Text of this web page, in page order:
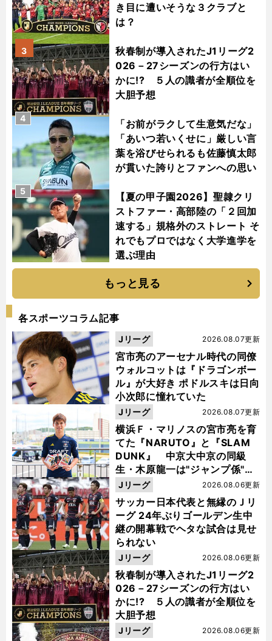
き目に遭いそうな３クラブと
は？
秋春制が導入されたJ1リーグ2
026－27シーズンの行方はい
かに!? ５人の識者が全順位を
大胆予想
3
「お前がラクして生意気だな」
「あいつ若いくせに」厳しい言
葉を浴びせられるも佐藤慎太郎
が貫いた誇りとファンへの思い
4
【夏の甲子園2026】聖隷クリ
ストファー・高部陸の「２回加
速する」規格外のストレート そ
れでもプロではなく大学進学を
選ぶ理由
5
もっと見る
各スポーツコラム記事
宮市亮のアーセナル時代の同僚
ウォルコットは『ドラゴンボー
ル』が大好き ポドルスキは日向
小次郎に憧れていた
2026.08.07更新
Jリーグ
横浜Ｆ・マリノスの宮市亮を育
てた『NARUTO』と『SLAM
DUNK』 中京大中京の同級
生・木原龍一は"ジャンプ係"だ
った
2026.08.07更新
Jリーグ
サッカー日本代表と無縁のＪリ
ーグ 24年ぶりゴールデン生中
継の開幕戦でヘタな試合は見せ
られない
2026.08.06更新
Jリーグ
秋春制が導入されたJ1リーグ2
026－27シーズンの行方はい
かに!? ５人の識者が全順位を
大胆予想
2026.08.06更新
Jリーグ
2026.08.06更新
Jリーグ